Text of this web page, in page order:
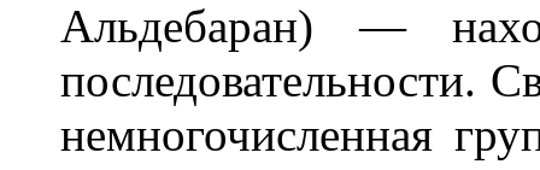
Альдебаран) —
последовательности.
немногочисленная